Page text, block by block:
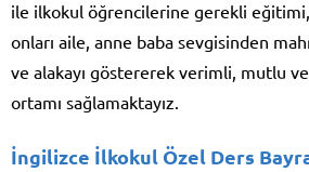
ile ilkokul öğrencilerine gerekli
onları aile, anne baba sevgisinden
ve alakayı göstererek verimli, mutlu
ortamı sağlamaktayız.
İngilizce İlkokul Özel Ders